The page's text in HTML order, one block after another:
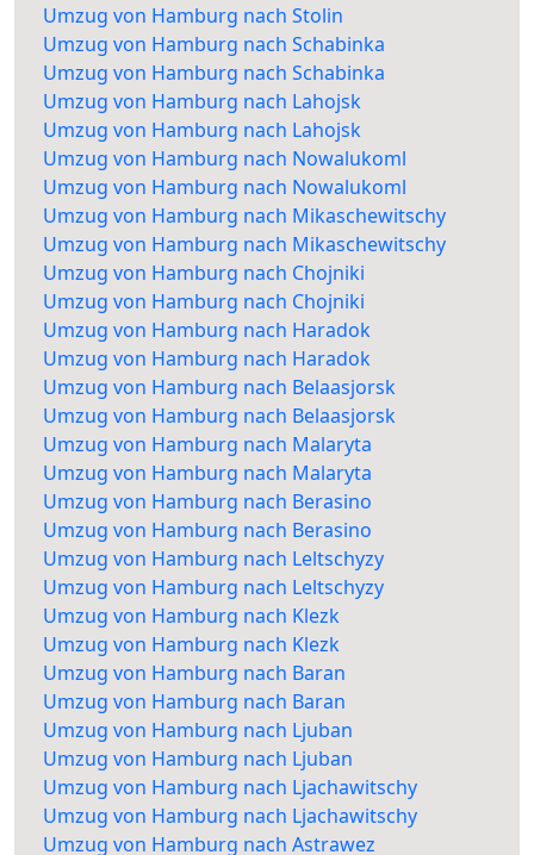
Umzug von Hamburg nach Stolin
Umzug von Hamburg nach Schabinka
Umzug von Hamburg nach Schabinka
Umzug von Hamburg nach Lahojsk
Umzug von Hamburg nach Lahojsk
Umzug von Hamburg nach Nowalukoml
Umzug von Hamburg nach Nowalukoml
Umzug von Hamburg nach Mikaschewitschy
Umzug von Hamburg nach Mikaschewitschy
Umzug von Hamburg nach Chojniki
Umzug von Hamburg nach Chojniki
Umzug von Hamburg nach Haradok
Umzug von Hamburg nach Haradok
Umzug von Hamburg nach Belaasjorsk
Umzug von Hamburg nach Belaasjorsk
Umzug von Hamburg nach Malaryta
Umzug von Hamburg nach Malaryta
Umzug von Hamburg nach Berasino
Umzug von Hamburg nach Berasino
Umzug von Hamburg nach Leltschyzy
Umzug von Hamburg nach Leltschyzy
Umzug von Hamburg nach Klezk
Umzug von Hamburg nach Klezk
Umzug von Hamburg nach Baran
Umzug von Hamburg nach Baran
Umzug von Hamburg nach Ljuban
Umzug von Hamburg nach Ljuban
Umzug von Hamburg nach Ljachawitschy
Umzug von Hamburg nach Ljachawitschy
Umzug von Hamburg nach Astrawez